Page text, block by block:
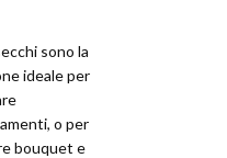
sono la
ideale per
o per
bouquet e